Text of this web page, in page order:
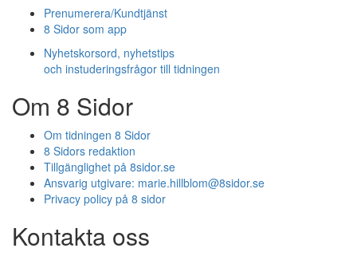
Prenumerera/Kundtjänst
8 Sidor som app
Nyhetskorsord, nyhetstips
och instuderingsfrågor till tidningen
Om 8 Sidor
Om tidningen 8 Sidor
8 Sidors redaktion
Tillgänglighet på 8sidor.se
Ansvarig utgivare: marie.hillblom@8sidor.se
Privacy policy på 8 sidor
Kontakta oss